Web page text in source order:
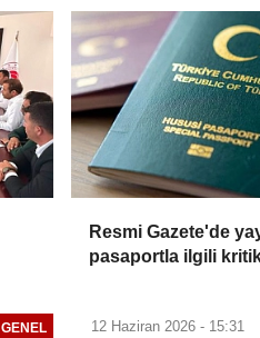
Resmi Gazete'de
pasaportla ilgili
GENEL 12 Haziran 2026 - 15:31